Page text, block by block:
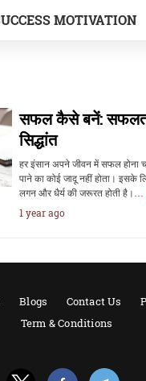
MOTIVATION
सफल कैसे बनें: सफलता
सिद्धांत
हर इंसान अपने जीवन में सफल होना
पाने का कोई जादू नहीं होता। इसके
लगन और धैर्य की जरूरत होती है।…
1 year ago
Blogs Contact Us
Term & Conditions